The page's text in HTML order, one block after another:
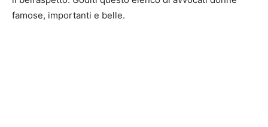
famose, importanti e belle.